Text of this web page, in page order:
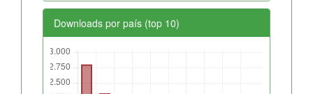
Downloads por país (top 10)